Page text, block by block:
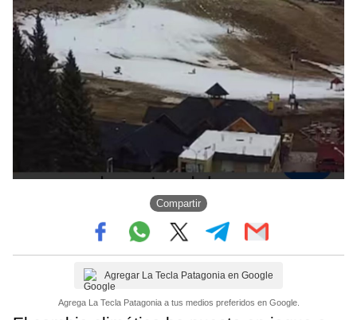
Compartir
Agregar La Tecla Patagonia en Google
Agrega La Tecla Patagonia a tus medios preferidos en Google.